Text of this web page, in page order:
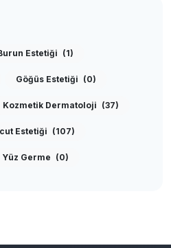
Estetiği (1)
Göğüs Estetiği (0)
Kozmetik Dermatoloji (37)
Estetiği (107)
Yüz Germe (0)